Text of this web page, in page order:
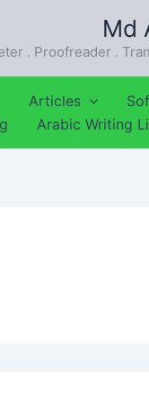
Md
. Proofreader .
Articles
Arabic Writing